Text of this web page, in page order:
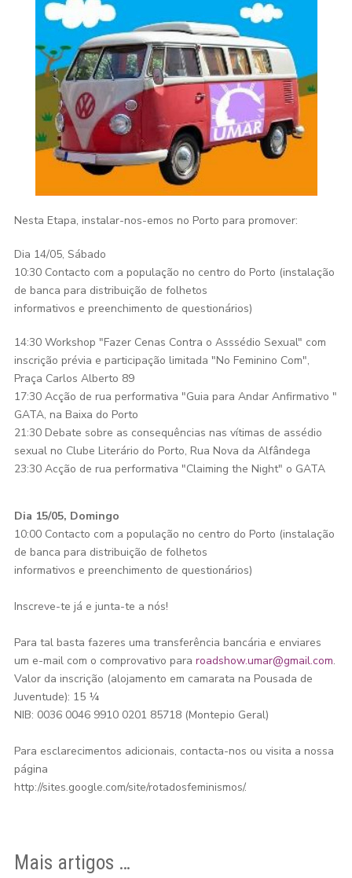
Nesta Etapa, instalar-nos-emos no Porto para promover:
Dia 14/05, Sábado
10:30 Contacto com a população no centro do Porto (instalação
de banca para distribuição de folhetos
informativos e preenchimento de questionários)
14:30 Workshop "Fazer Cenas Contra o Asssédio Sexual" com
inscrição prévia e participação limitada "No Feminino Com",
Praça Carlos Alberto 89
17:30 Acção de rua performativa "Guia para Andar Anfirmativo "
GATA, na Baixa do Porto
21:30 Debate sobre as consequências nas vítimas de assédio
sexual no Clube Literário do Porto, Rua Nova da Alfândega
23:30 Acção de rua performativa "Claiming the Night" o GATA
Dia 15/05, Domingo
10:00 Contacto com a população no centro do Porto (instalação
de banca para distribuição de folhetos
informativos e preenchimento de questionários)
Inscreve-te já e junta-te a nós!
Para tal basta fazeres uma transferência bancária e enviares
um e-mail com o comprovativo para roadshow.umar@gmail.com.
Valor da inscrição (alojamento em camarata na Pousada de
Juventude): 15 ¼
NIB: 0036 0046 9910 0201 85718 (Montepio Geral)
Para esclarecimentos adicionais, contacta-nos ou visita a nossa
página
http://sites.google.com/site/rotadosfeminismos/.
Mais artigos …